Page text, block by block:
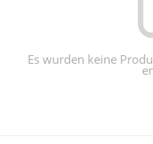
Es wurden keine